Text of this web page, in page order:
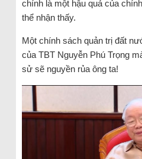
chính là một hậu quả của
thể nhận thấy.
Một chính sách quản trị đất
của TBT Nguyễn Phú Trọng
sử sẽ nguyền rủa ông ta!